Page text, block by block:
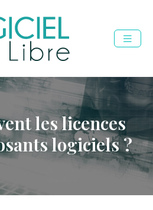
les licences
logiciels ?